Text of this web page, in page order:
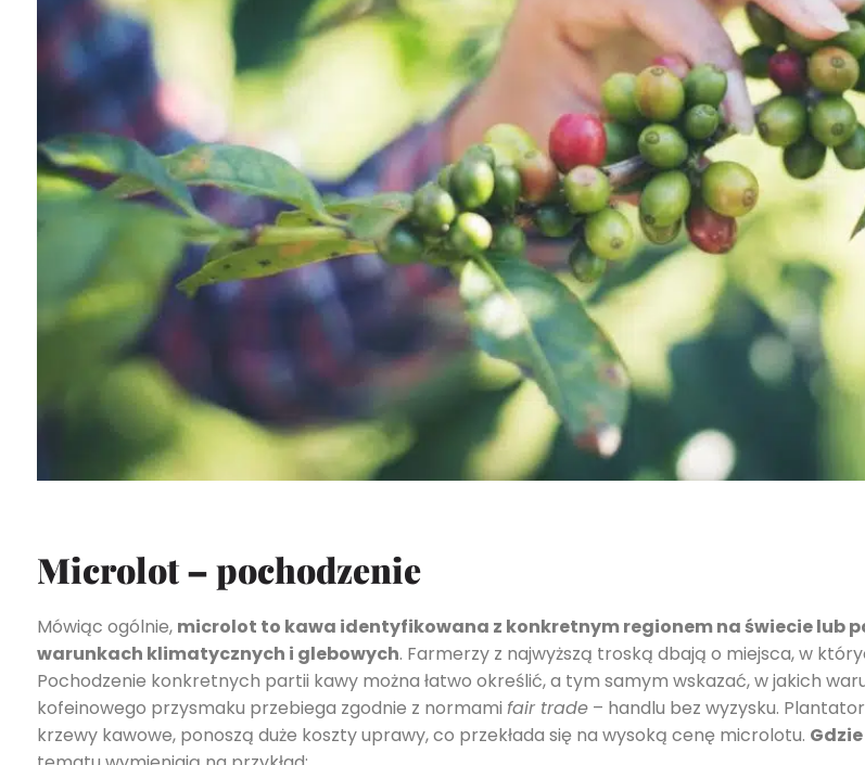
Microlot – pochodzenie
Mówiąc ogólnie, microlot to kawa identyfikowana z konkretnym regionem na świecie lub
warunkach klimatycznych i glebowych. Farmerzy z najwyższą troską dbają o miejsca, w
Pochodzenie konkretnych partii kawy można łatwo określić, a tym samym wskazać, w jakich
kofeinowego przysmaku przebiega zgodnie z normami fair trade – handlu bez wyzysku.
krzewy kawowe, ponoszą duże koszty uprawy, co przekłada się na wysoką cenę microlotu.